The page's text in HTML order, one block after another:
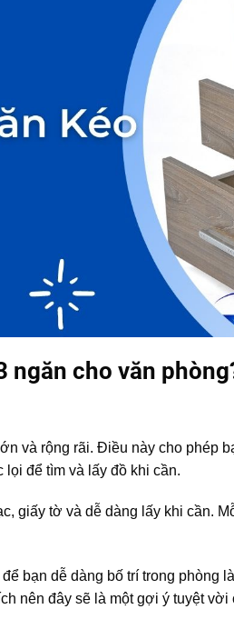
ngăn cho văn
và rộng rãi. Điều này cho phép
để tìm và lấy đồ khi cần.
giấy tờ và dễ dàng lấy khi cần.
bạn dễ dàng bố trí trong phòng
nên đây sẽ là một gợi ý tuyệt